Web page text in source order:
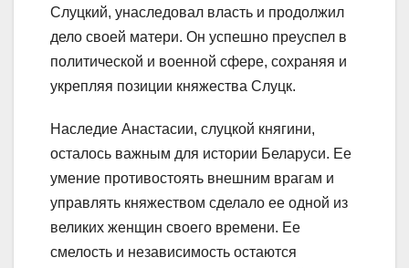
Слуцкий, унаследовал власть и продолжил
дело своей матери. Он успешно преуспел в
политической и военной сфере, сохраняя и
укрепляя позиции княжества Слуцк.
Наследие Анастасии, слуцкой княгини,
осталось важным для истории Беларуси. Ее
умение противостоять внешним врагам и
управлять княжеством сделало ее одной из
великих женщин своего времени. Ее
смелость и независимость остаются